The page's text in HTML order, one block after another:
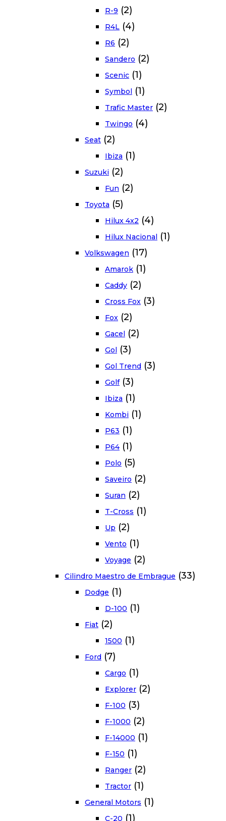
R-9 (2)
R4L (4)
R6 (2)
Sandero (2)
Scenic (1)
Symbol (1)
Trafic Master (2)
Twingo (4)
Seat (2)
Ibiza (1)
Suzuki (2)
Fun (2)
Toyota (5)
Hilux 4x2 (4)
Hilux Nacional (1)
Volkswagen (17)
Amarok (1)
Caddy (2)
Cross Fox (3)
Fox (2)
Gacel (2)
Gol (3)
Gol Trend (3)
Golf (3)
Ibiza (1)
Kombi (1)
P63 (1)
P64 (1)
Polo (5)
Saveiro (2)
Suran (2)
T-Cross (1)
Up (2)
Vento (1)
Voyage (2)
Cilindro Maestro de Embrague (33)
Dodge (1)
D-100 (1)
Fiat (2)
1500 (1)
Ford (7)
Cargo (1)
Explorer (2)
F-100 (3)
F-1000 (2)
F-14000 (1)
F-150 (1)
Ranger (2)
Tractor (1)
General Motors (1)
C-20 (1)